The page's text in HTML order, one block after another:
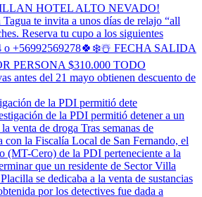
de la PDI permitió dete